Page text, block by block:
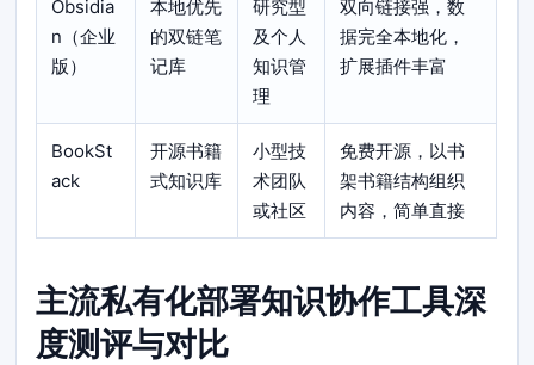
Obsidia
n（企业
版）
本地优先
的双链笔
记库
研究型
及个人
知识管
理
双向链接强，数
据完全本地化，
扩展插件丰富
BookSt
ack
开源书籍
式知识库
小型技
术团队
或社区
免费开源，以书
架书籍结构组织
内容，简单直接
主流私有化部署知识协作工具深
度测评与对比